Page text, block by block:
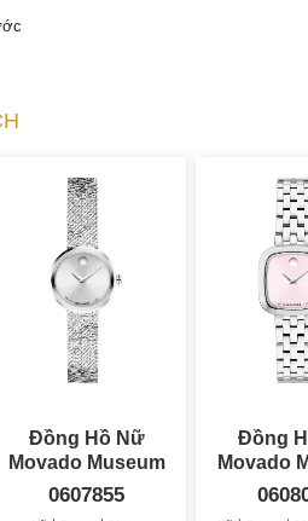
Đồng Hồ Nữ
Movado Museum
Velura Mini 21mm
0607855
Đồng
Movado